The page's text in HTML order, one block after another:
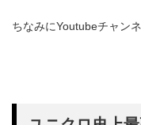
ちなみにYoutubeチャン